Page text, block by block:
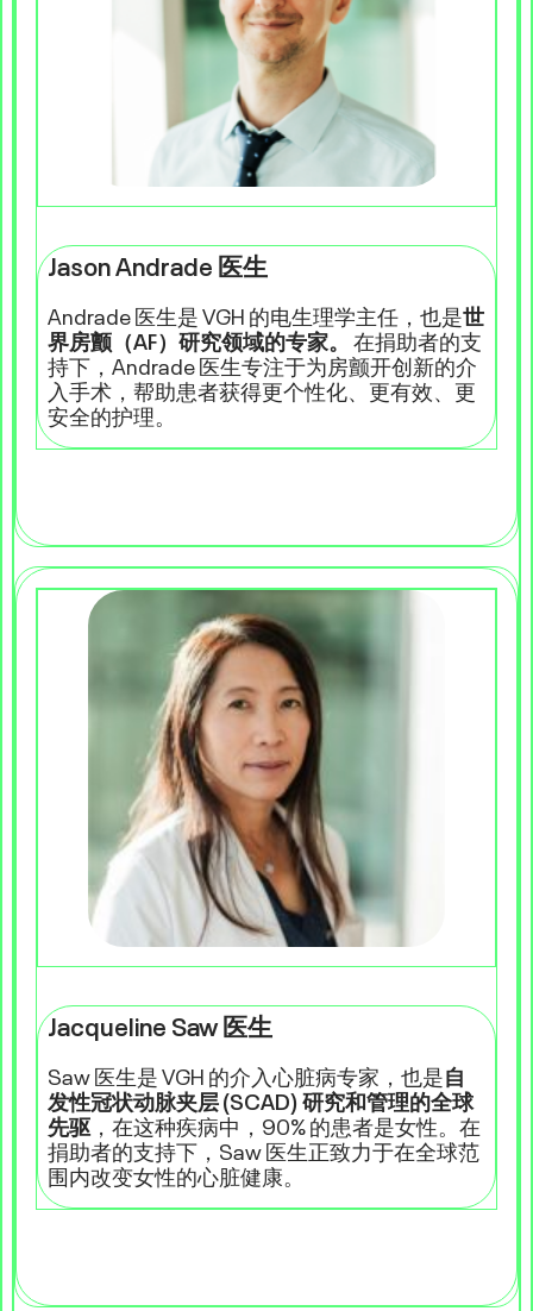
Jason Andrade 医生
Andrade 医生是 VGH 的电生理学主任，也是世
界房颤（AF）研究领域的专家。 在捐助者的支
持下，Andrade 医生专注于为房颤开创新的介
入手术，帮助患者获得更个性化、更有效、更
安全的护理。
Jacqueline Saw 医生
Saw 医生是 VGH 的介入心脏病专家，也是自
发性冠状动脉夹层 (SCAD) 研究和管理的全球
先驱 ，在这种疾病中，90% 的患者是女性。在
捐助者的支持下，Saw 医生正致力于在全球范
围内改变女性的心脏健康。